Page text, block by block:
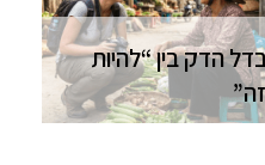
הדק בין “להיות